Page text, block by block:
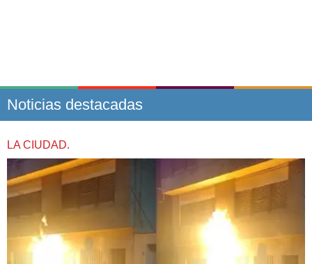
Noticias destacadas
LA CIUDAD.